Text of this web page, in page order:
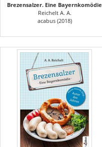
Brezensalzer. Eine Bayernkomödie
Reichelt A. A.
acabus (2018)